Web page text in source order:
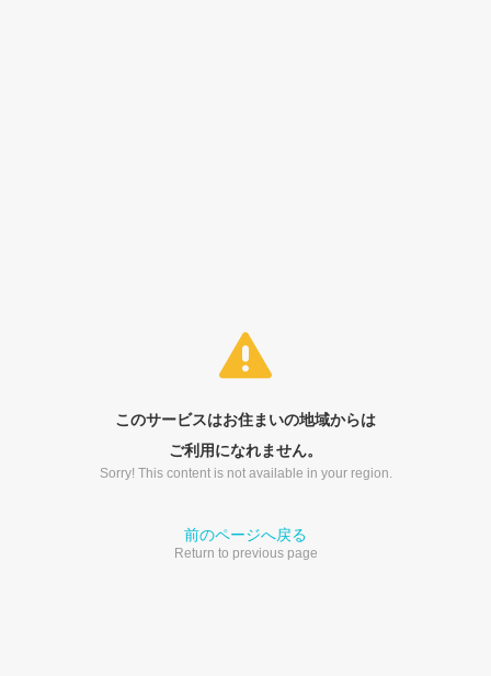
このサービスはお住まいの地域からは
ご利用になれません。
Sorry! This content is not available in your region.
前のページへ戻る
Return to previous page